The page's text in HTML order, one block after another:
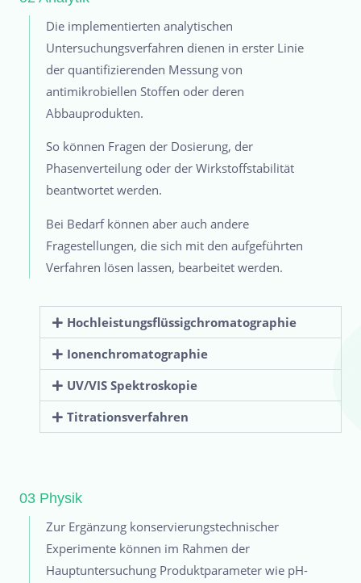
Die implementierten analytischen
Untersuchungsverfahren dienen in erster Linie
der quantifizierenden Messung von
antimikrobiellen Stoffen oder deren
Abbauprodukten.
So können Fragen der Dosierung, der
Phasenverteilung oder der Wirkstoffstabilität
beantwortet werden.
Bei Bedarf können aber auch andere
Fragestellungen, die sich mit den aufgeführten
Verfahren lösen lassen, bearbeitet werden.
Hochleistungsflüssigchromatographie
Ionenchromatographie
UV/VIS Spektroskopie
Titrationsverfahren
03 Physik
Zur Ergänzung konservierungstechnischer
Experimente können im Rahmen der
Hauptuntersuchung Produktparameter wie pH-